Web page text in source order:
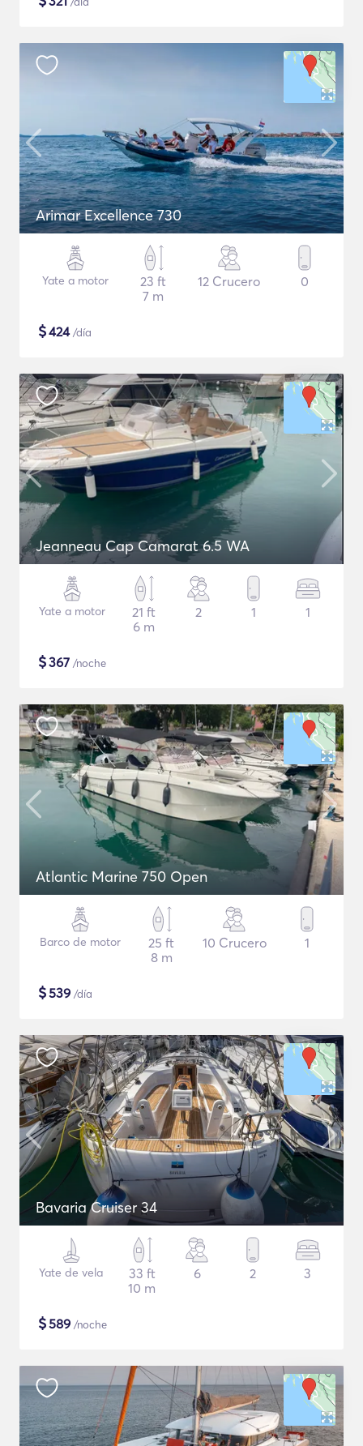
Arimar Excellence 730
Yate a motor
23 ft
7 m
12 Crucero 0
$424/día
Jeanneau Cap Camarat 6.5 WA
Yate a motor
21 ft
6 m
2 1 1
$367 /noche
Atlantic Marine 750 Open
Barco de motor
25 ft
8 m
10 Crucero 1
$539 /día
Bavaria Cruiser 34
Yate de vela
33 ft
10 m
6 2 3
$589 /noche